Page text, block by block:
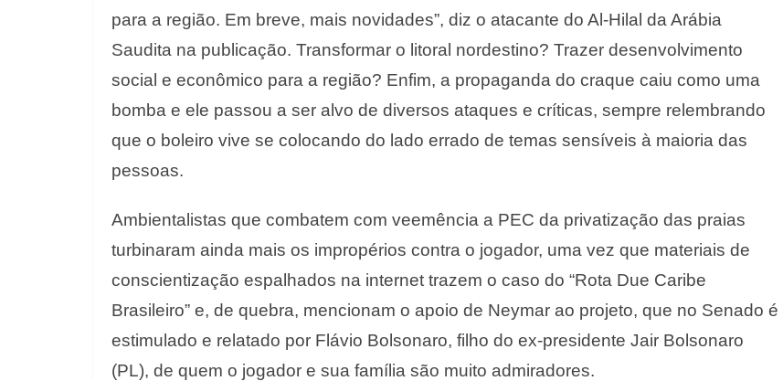
para a região. Em breve, mais novidades”, diz o atacante do Al-Hilal da Arábia
Saudita na publicação. Transformar o litoral nordestino? Trazer desenvolvimento
social e econômico para a região? Enfim, a propaganda do craque caiu como uma
bomba e ele passou a ser alvo de diversos ataques e críticas, sempre relembrando
que o boleiro vive se colocando do lado errado de temas sensíveis à maioria das
pessoas.
Ambientalistas que combatem com veemência a PEC da privatização das praias
turbinaram ainda mais os impropérios contra o jogador, uma vez que materiais de
conscientização espalhados na internet trazem o caso do “Rota Due Caribe
Brasileiro” e, de quebra, mencionam o apoio de Neymar ao projeto, que no Senado é
estimulado e relatado por Flávio Bolsonaro, filho do ex-presidente Jair Bolsonaro
(PL), de quem o jogador e sua família são muito admiradores.